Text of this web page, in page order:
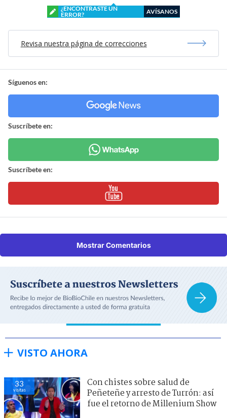
¿ENCONTRASTE UN
ERROR?
AVÍSANOS
Revisa nuestra página de correcciones
Síguenos en:
Suscríbete en:
Suscríbete en:
Mostrar Comentarios
VISTO AHORA
33
visitas
Con chistes sobre salud de
Peñeteñe y arresto de Turrón: así
fue el retorno de Millenium Show